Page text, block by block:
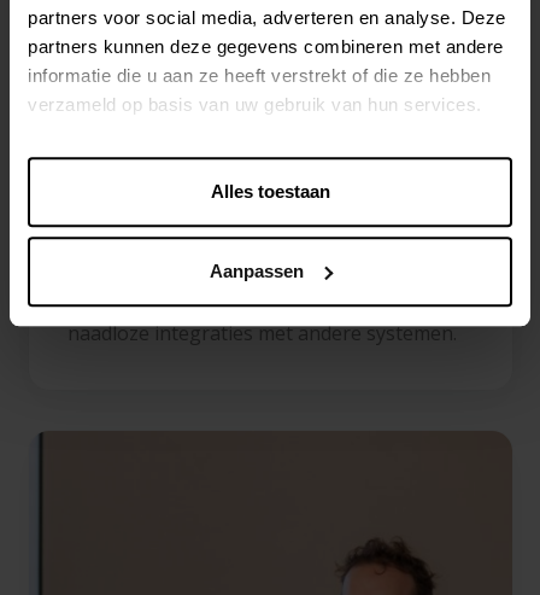
partners voor social media, adverteren en analyse. Deze
partners kunnen deze gegevens combineren met andere
informatie die u aan ze heeft verstrekt of die ze hebben
verzameld op basis van uw gebruik van hun services.
Alles toestaan
Aanpassen
Centric Software
Centric PXMis een gebruiksvriendelijk
platform dat je helpt bij het beheren van
productinformatie en digitale assets. Met
een focus op het verbeteren van de
klantervaring, biedt Centric PXM
geavanceerde functionaliteiten voor
datamanagement en zorgt het voor
naadloze integraties met andere systemen.